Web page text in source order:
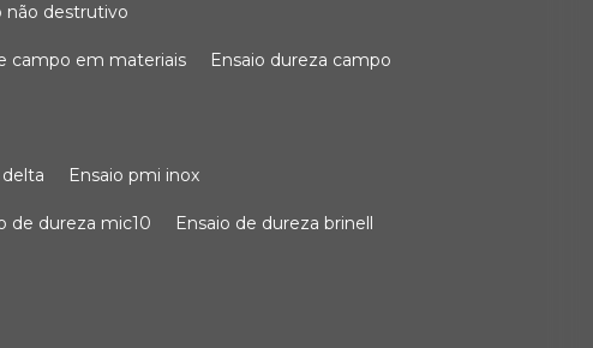
não destrutivo
campo em materiais ensaio dureza campo
delta ensaio pmi inox
de dureza mic10 ensaio de dureza brinell